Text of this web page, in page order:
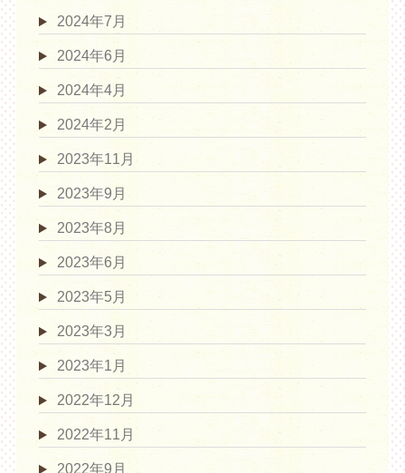
2024年7月
2024年6月
2024年4月
2024年2月
2023年11月
2023年9月
2023年8月
2023年6月
2023年5月
2023年3月
2023年1月
2022年12月
2022年11月
2022年9月